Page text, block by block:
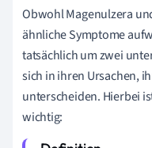
Obwohl Magenulzera
ähnliche Symptome
tatsächlich um zwei
sich in ihren Ursachen,
unterscheiden. Hierbei
wichtig: